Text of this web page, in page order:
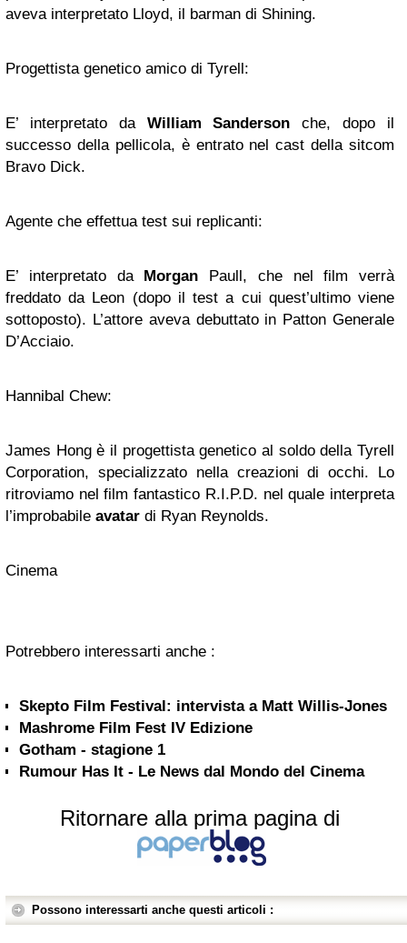
aveva interpretato Lloyd, il barman di Shining.
Progettista genetico amico di Tyrell:
E’ interpretato da William Sanderson che, dopo il
successo della pellicola, è entrato nel cast della sitcom
Bravo Dick.
Agente che effettua test sui replicanti:
E’ interpretato da Morgan Paull, che nel film verrà
freddato da Leon (dopo il test a cui quest’ultimo viene
sottoposto). L’attore aveva debuttato in Patton Generale
D’Acciaio.
Hannibal Chew:
James Hong è il progettista genetico al soldo della Tyrell
Corporation, specializzato nella creazioni di occhi. Lo
ritroviamo nel film fantastico R.I.P.D. nel quale interpreta
l’improbabile avatar di Ryan Reynolds.
Cinema
Potrebbero interessarti anche :
Skepto Film Festival: intervista a Matt Willis-Jones
Mashrome Film Fest IV Edizione
Gotham - stagione 1
Rumour Has It - Le News dal Mondo del Cinema
Ritornare alla prima pagina di
Possono interessarti anche questi articoli :